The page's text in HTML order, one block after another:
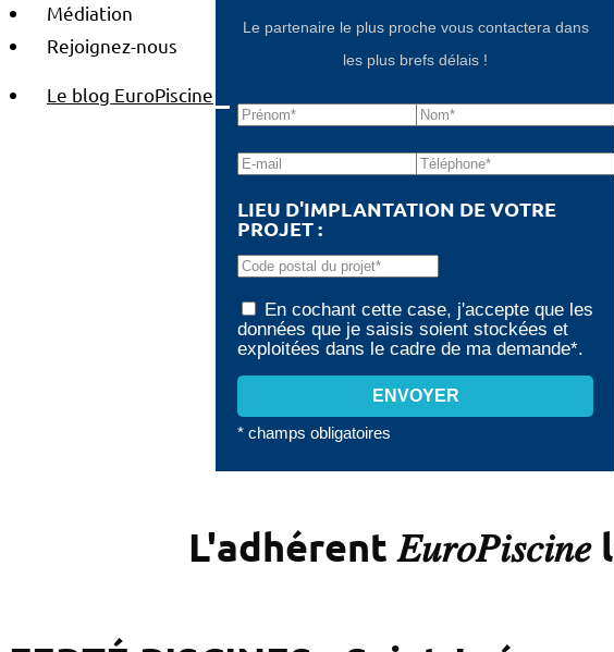
Médiation
Rejoignez-nous
Le blog EuroPiscine
Le partenaire le plus proche vous contactera dans
les plus brefs délais !
LIEU D'IMPLANTATION DE VOTRE
PROJET :
En cochant cette case, j'accepte que les
données que je saisis soient stockées et
exploitées dans le cadre de ma demande*.
* champs obligatoires
L'adhérent